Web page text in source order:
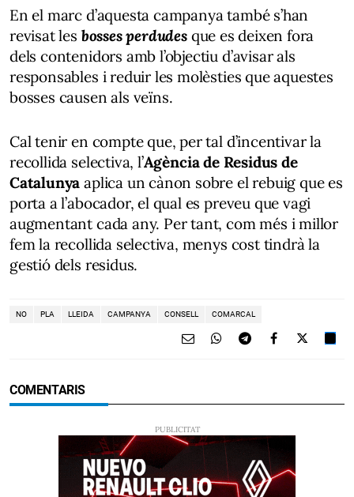
En el marc d’aquesta campanya també s’han
revisat les bosses perdudes que es deixen fora
dels contenidors amb l’objectiu d’avisar als
responsables i reduir les molèsties que aquestes
bosses causen als veïns.
Cal tenir en compte que, per tal d’incentivar la
recollida selectiva, l’Agència de Residus de
Catalunya aplica un cànon sobre el rebuig que es
porta a l’abocador, el qual es preveu que vagi
augmentant cada any. Per tant, com més i millor
fem la recollida selectiva, menys cost tindrà la
gestió dels residus.
NO PLA LLEIDA CAMPANYA CONSELL COMARCAL
COMENTARIS